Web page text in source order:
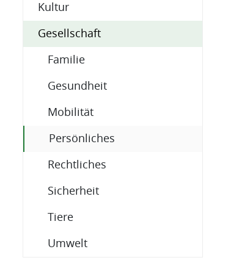
Kultur
Gesellschaft
Familie
Gesundheit
Mobilität
Persönliches
Rechtliches
Sicherheit
Tiere
Umwelt